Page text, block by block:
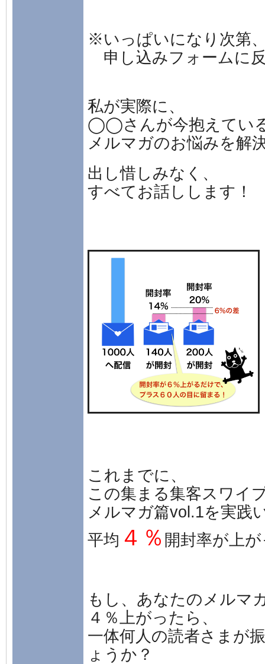
※いっぱいになり次第
申し込みフォームに
私が実際に、
◯◯さんが今抱えてい
メルマガのお悩みを解
出し惜しみなく、
すべてお話しします！
これまでに、
この集まる集客スワイ
メルマガ篇vol.1を実践
平均 ４％ 開封率が上
もし、あなたのメルマ
４％上がったら、
一体何人の読者さまが
ょうか？